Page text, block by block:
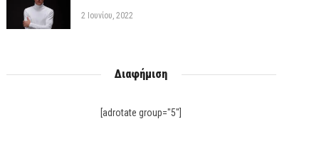
2 Ιουνίου, 2022
Διαφήμιση
[adrotate group="5"]